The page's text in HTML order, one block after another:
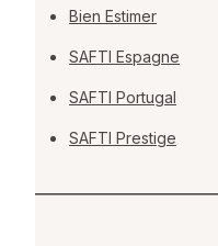
Bien Estimer
SAFTI Espagne
SAFTI Portugal
SAFTI Prestige